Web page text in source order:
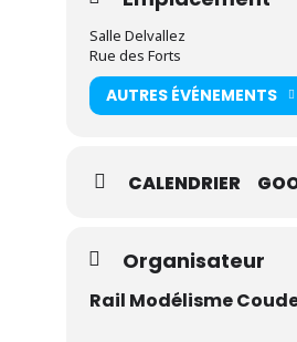
Salle Delvallez
Rue des Forts
AUTRES ÉVÉNEMENTS
CALENDRIER
Organisateur
Rail Modélisme